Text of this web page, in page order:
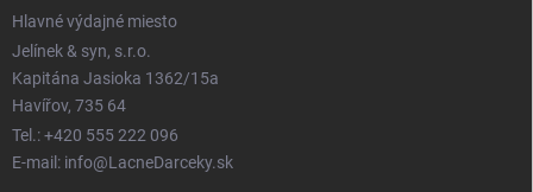
Hlavné výdajné miesto
Jelínek & syn, s.r.o.
Kapitána Jasioka 1362/15a
Havířov, 735 64
Tel.: +420 555 222 096
E-mail: info@LacneDarceky.sk